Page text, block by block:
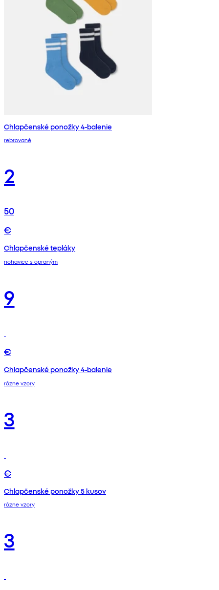
Chlapčenské ponožky 4-balenie
rebrované
2
50
€
Chlapčenské tepláky
nohavice s opraným
9
€
Chlapčenské ponožky 4-balenie
rôzne vzory
3
€
Chlapčenské ponožky 5 kusov
rôzne vzory
3